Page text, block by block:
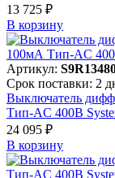
13 725 ₽
В корзинy
Артикул:
Срок поставки: 2
Выключатель
Тип-AC 400В
24 095 ₽
В корзинy